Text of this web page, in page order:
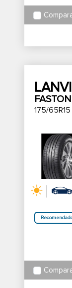
175/